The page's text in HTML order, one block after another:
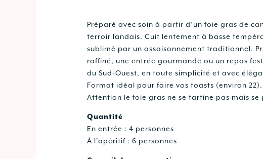
Préparé avec soin à partir d’un foie gras de
terroir landais. Cuit lentement à basse
sublimé par un assaisonnement traditionnel.
raffiné, une entrée gourmande ou un repas
du Sud-Ouest, en toute simplicité et avec
Format idéal pour faire vos toasts (environ 22).
Attention le foie gras ne se tartine pas mais se
Quantité
En entrée : 4 personnes
À l’apéritif : 6 personnes